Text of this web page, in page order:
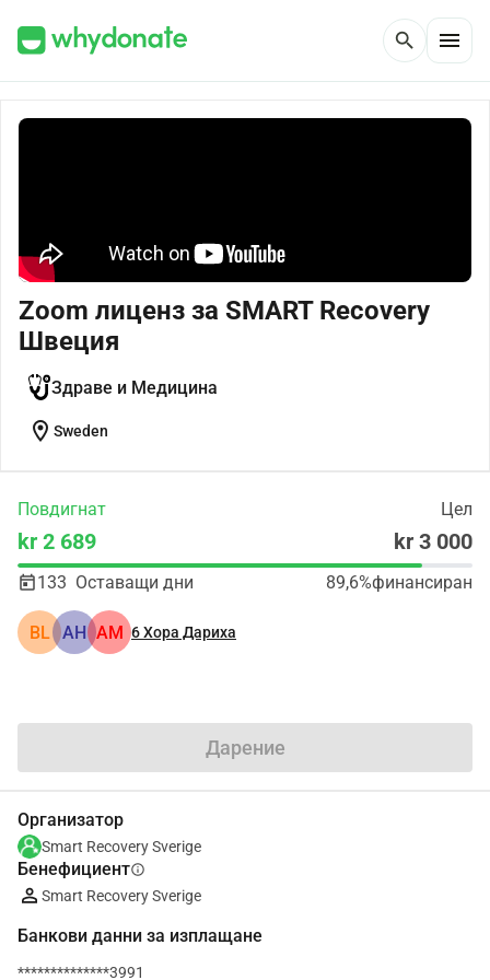
search menu
Zoom лиценз за SMART Recovery
Швеция
Здраве и Медицина
location_on Sweden
Повдигнат Цел
kr 2 689 kr 3 000
133 Оставащи дни 89,6%финансиран
BL АН AM 6Хора Дариха
Дарение
Организатор
Smart Recovery Sverige
Бенефициентinfo
Smart Recovery Sverige
Банкови данни за изплащане
**************3991